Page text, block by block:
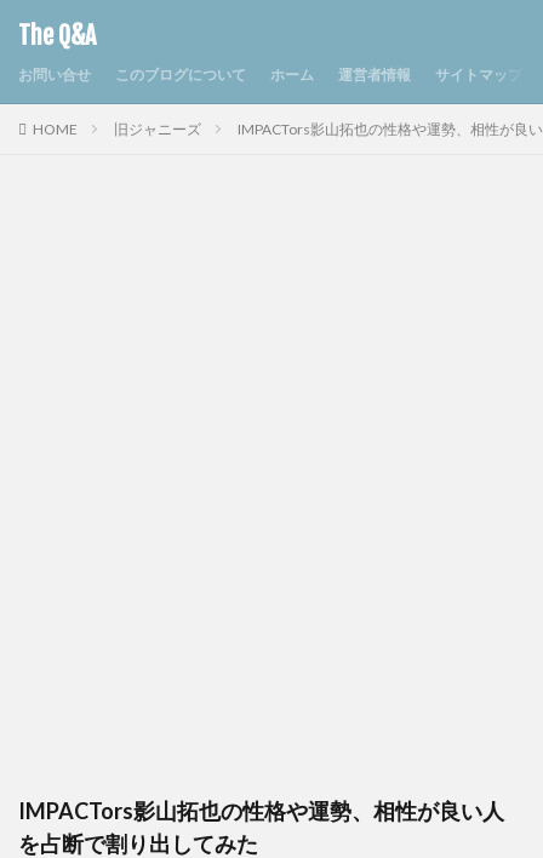
The Q&A
お問い合せ このブログについて ホーム 運営者情報 サイトマップ
HOME 旧ジャニーズ IMPACTors影山拓也の性格や運勢、相性が良
IMPACTors影山拓也の性格や運勢、相性が良い人
を占断で割り出してみた